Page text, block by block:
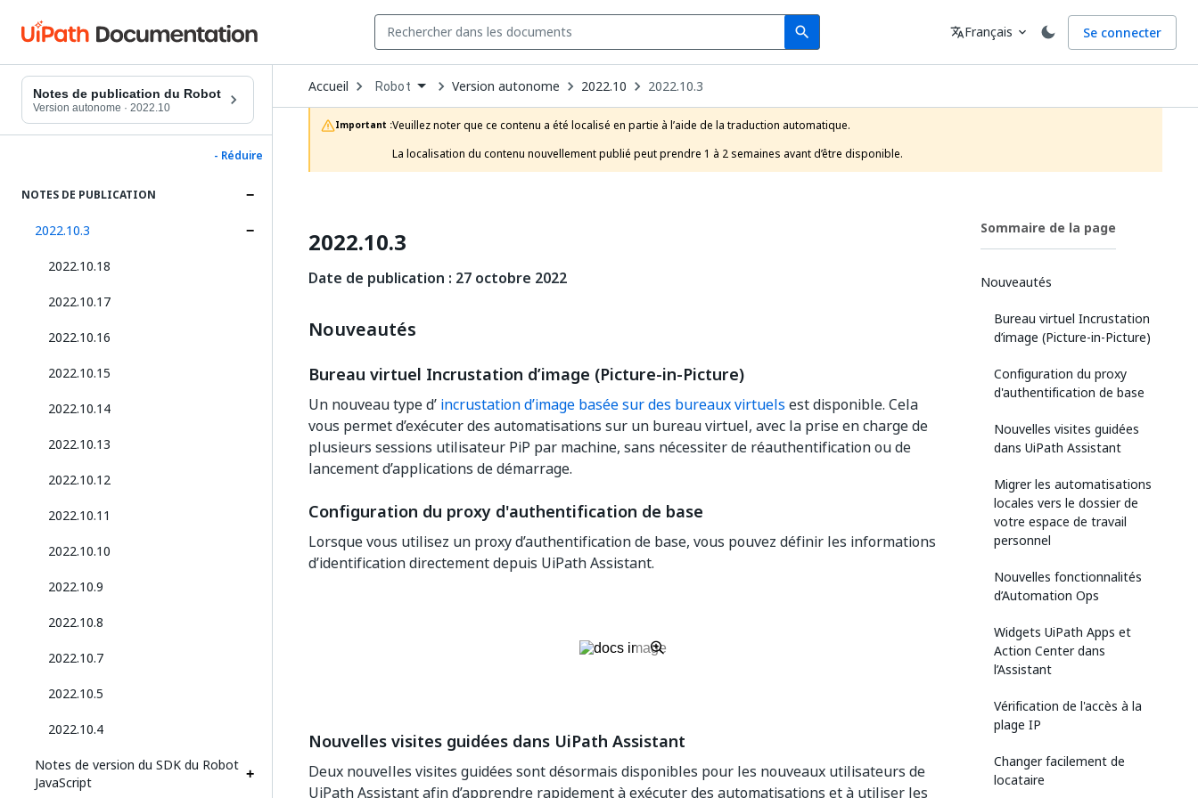
search
Search Langue
translateFrançais expand_more Se connecter
Notes de publication du Robot
Version autonome · 2022.10
- Réduire
NOTES DE PUBLICATION
2022.10.3
2022.10.18
2022.10.17
2022.10.16
2022.10.15
2022.10.14
2022.10.13
2022.10.12
2022.10.11
2022.10.10
2022.10.9
2022.10.8
2022.10.7
2022.10.5
2022.10.4
Notes de version du SDK du Robot
JavaScript
Accueil Open
Dropdown
to
choose
product
Robot Version autonome 2022.10 2022.10.3
Important :Veuillez noter que ce contenu a été localisé en partie à l’aide de la traduction automatique.
La localisation du contenu nouvellement publié peut prendre 1 à 2 semaines avant d’être disponible.
2022.10.3
Date de publication : 27 octobre 2022
Nouveautés
Bureau virtuel Incrustation d’image (Picture-in-Picture)
Un nouveau type d’ incrustation d’image basée sur des bureaux virtuels est disponible. Cela
vous permet d’exécuter des automatisations sur un bureau virtuel, avec la prise en charge de
plusieurs sessions utilisateur PiP par machine, sans nécessiter de réauthentification ou de
lancement d’applications de démarrage.
Configuration du proxy d'authentification de base
Lorsque vous utilisez un proxy d’authentification de base, vous pouvez définir les informations
d’identification directement depuis UiPath Assistant.
Nouvelles visites guidées dans UiPath Assistant
Deux nouvelles visites guidées sont désormais disponibles pour les nouveaux utilisateurs de
UiPath Assistant afin d’apprendre rapidement à exécuter des automatisations et à utiliser les
Sommaire de la page
Nouveautés
Bureau virtuel Incrustation
d’image (Picture-in-Picture)
Configuration du proxy
d'authentification de base
Nouvelles visites guidées
dans UiPath Assistant
Migrer les automatisations
locales vers le dossier de
votre espace de travail
personnel
Nouvelles fonctionnalités
d’Automation Ops
Widgets UiPath Apps et
Action Center dans
l’Assistant
Vérification de l'accès à la
plage IP
Changer facilement de
locataire